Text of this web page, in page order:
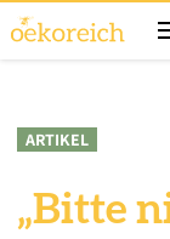
ARTIKEL
„Bitte